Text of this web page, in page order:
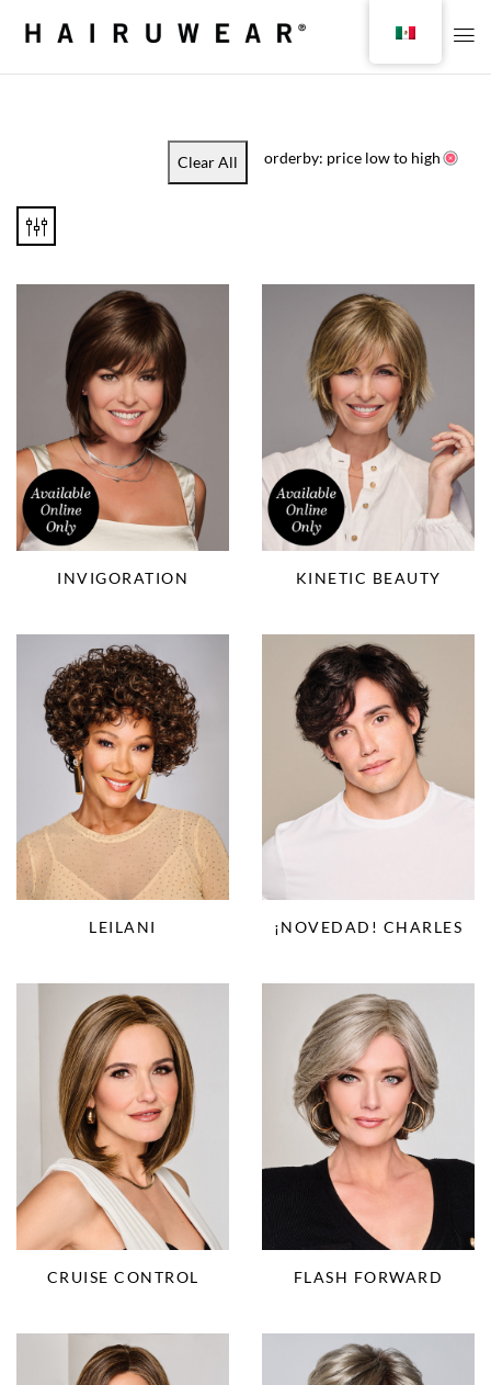
Clear All orderby: price low to high
INVIGORATION KINETIC BEAUTY
LEILANI ¡NOVEDAD! CHARLES
CRUISE CONTROL FLASH FORWARD